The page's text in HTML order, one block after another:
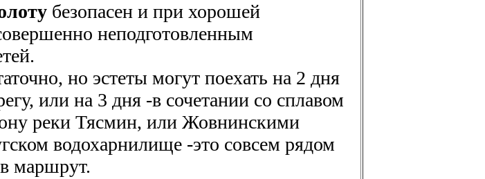
безопасен и при хорошей
неподготовленным
но эстеты могут поехать на 2 дня
или на 3 дня -в сочетании со сплавом
реки Тясмин, или Жовнинскими
водохарнилище -это совсем рядом
маршрут.